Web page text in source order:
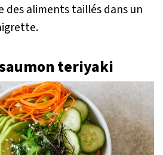
des aliments taillés dans un
teriyaki